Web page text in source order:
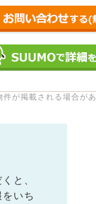
が掲載される場合があ
と、
いち